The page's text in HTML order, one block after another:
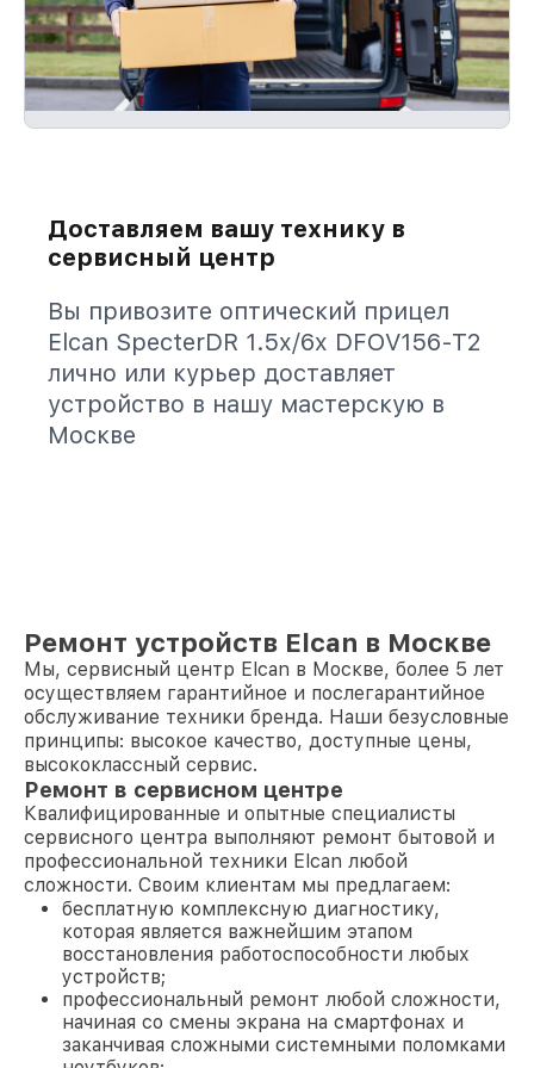
Доставляем вашу технику в
сервисный центр
Вы привозите оптический прицел
Elcan SpecterDR 1.5x/6x DFOV156-T2
лично или курьер доставляет
устройство в нашу мастерскую в
Москве
Ремонт устройств Elcan в Москве
Мы, сервисный центр Elcan в Москве, более 5 лет
осуществляем гарантийное и послегарантийное
обслуживание техники бренда. Наши безусловные
принципы: высокое качество, доступные цены,
высококлассный сервис.
Ремонт в сервисном центре
Квалифицированные и опытные специалисты
сервисного центра выполняют ремонт бытовой и
профессиональной техники Elcan любой
сложности. Своим клиентам мы предлагаем:
бесплатную комплексную диагностику,
которая является важнейшим этапом
восстановления работоспособности любых
устройств;
профессиональный ремонт любой сложности,
начиная со смены экрана на смартфонах и
заканчивая сложными системными поломками